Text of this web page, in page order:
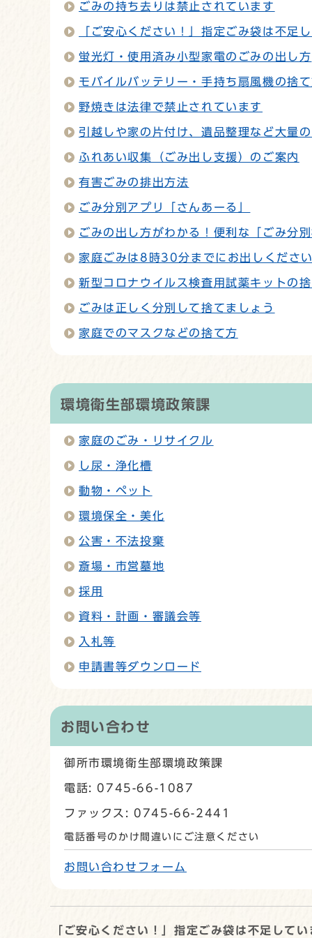
ごみの持ち去りは禁止されています
「ご安心ください！」指定ごみ袋は不足
蛍光灯・使用済み小型家電のごみの出し方
モバイルバッテリー・手持ち扇風機の捨
野焼きは法律で禁止されています
引越しや家の片付け、遺品整理など大量
ふれあい収集（ごみ出し支援）のご案内
有害ごみの排出方法
ごみ分別アプリ「さんあーる」
ごみの出し方がわかる！便利な「ごみ分
家庭ごみは8時30分までにお出しくださ
新型コロナウイルス検査用試薬キットの
ごみは正しく分別して捨てましょう
家庭でのマスクなどの捨て方
環境衛生部環境政策課
家庭のごみ・リサイクル
し尿・浄化槽
動物・ペット
環境保全・美化
公害・不法投棄
斎場・市営墓地
採用
資料・計画・審議会等
入札等
申請書等ダウンロード
お問い合わせ
御所市環境衛生部環境政策課
電話: 0745-66-1087
ファックス: 0745-66-2441
電話番号のかけ間違いにご注意ください
お問い合わせフォーム
「ご安心ください！」指定ごみ袋は不足して